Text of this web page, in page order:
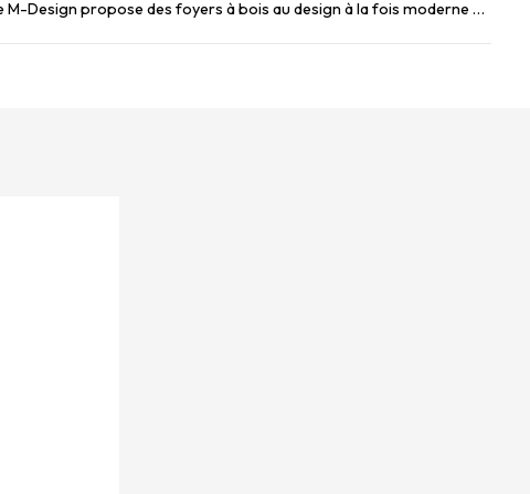
La gamme Luna Diamond de M-Design propose des foyers à bois au design à la fois moderne et élégant, pensés pour ...